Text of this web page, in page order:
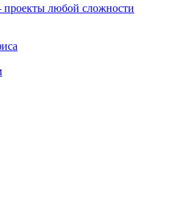
проекты любой сложности